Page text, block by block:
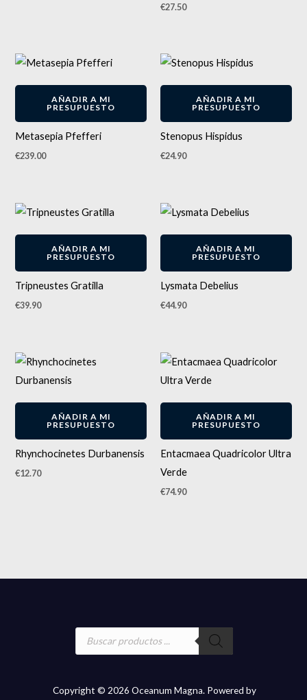
pueden
página
de
€27.50
AÑADIR A MI
PRESUPUESTO
Metasepia Pfefferi
€239.00
AÑADIR A MI
PRESUPUESTO
Stenopus Hispidus
€24.90
AÑADIR A MI
PRESUPUESTO
Tripneustes Gratilla
€39.90
AÑADIR A MI
PRESUPUESTO
Lysmata Debelius
€44.90
AÑADIR A MI
PRESUPUESTO
Rhynchocinetes Durbanensis
€12.70
AÑADIR A MI
PRESUPUESTO
Entacmaea Quadricolor Ultra
Verde
€74.90
Búsqueda
Copyright © 2026 Oceanum Magna. Powered by